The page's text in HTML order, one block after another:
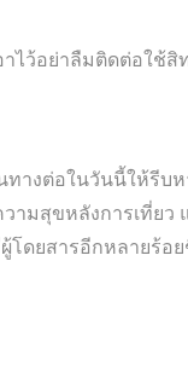
ไว้อย่าลืมติดต่อใช้
างต่อในวันนี้ให้รีบ
มสุขหลังการเที่ยว
โดยสารอีกหลายร้